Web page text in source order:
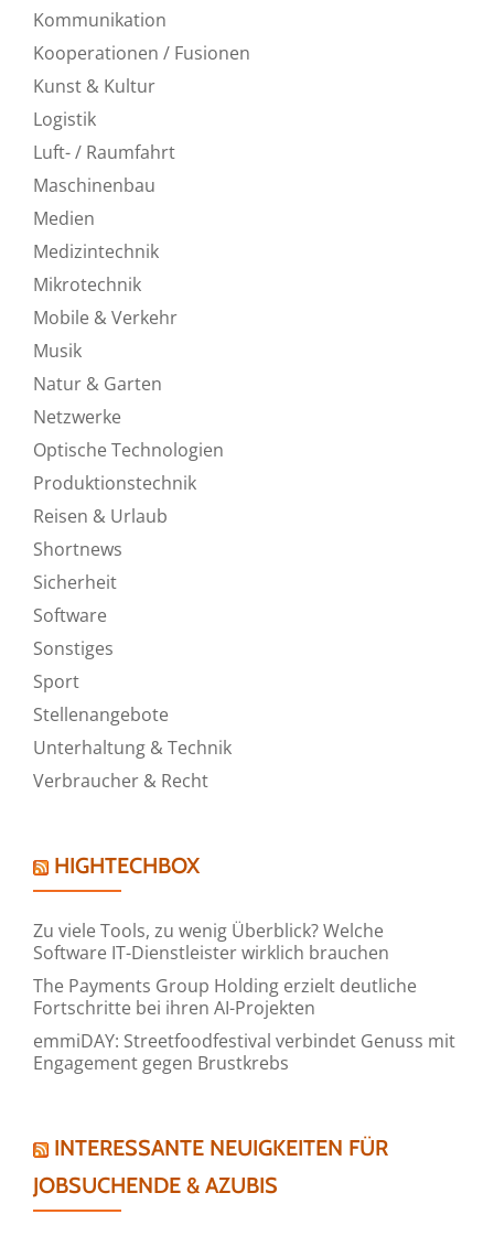
Kommunikation
Kooperationen / Fusionen
Kunst & Kultur
Logistik
Luft- / Raumfahrt
Maschinenbau
Medien
Medizintechnik
Mikrotechnik
Mobile & Verkehr
Musik
Natur & Garten
Netzwerke
Optische Technologien
Produktionstechnik
Reisen & Urlaub
Shortnews
Sicherheit
Software
Sonstiges
Sport
Stellenangebote
Unterhaltung & Technik
Verbraucher & Recht
HIGHTECHBOX
Zu viele Tools, zu wenig Überblick? Welche
Software IT-Dienstleister wirklich brauchen
The Payments Group Holding erzielt deutliche
Fortschritte bei ihren AI-Projekten
emmiDAY: Streetfoodfestival verbindet Genuss mit
Engagement gegen Brustkrebs
INTERESSANTE NEUIGKEITEN FÜR
JOBSUCHENDE & AZUBIS